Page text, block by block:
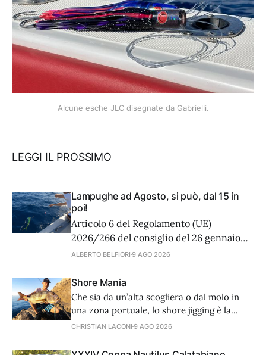
Alcune esche JLC disegnate da Gabrielli.
LEGGI IL PROSSIMO
Lampughe ad Agosto, si può, dal 15 in
poi!
Articolo 6 del Regolamento (UE)
2026/266 del consiglio del 26 gennaio
2026, che stabilisce, per il 2026, le
Mediterraneo e nel Mar Nero per alcuni
stock e gruppi di stock ittici, recita:
Lampuga 1.Il presente articolo si applica
a tutte le attività
ALBERTO BELFIORI 9 AGO 2026
Shore Mania
Che sia da un’alta scogliera o dal molo in
una zona portuale, lo shore jigging è la
tecnica di spinning più efficace per i grossi
essere della massima qualità.
CHRISTIAN LACONI 9 AGO 2026